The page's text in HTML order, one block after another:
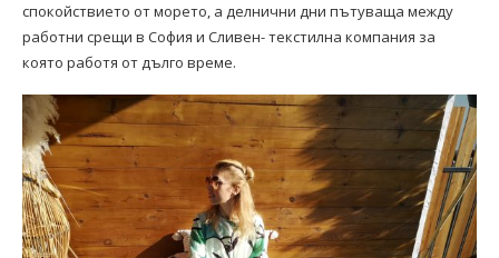
спокойствието от морето, а делнични дни пътуваща между
работни срещи в София и Сливен- текстилна компания за
която работя от дълго време.